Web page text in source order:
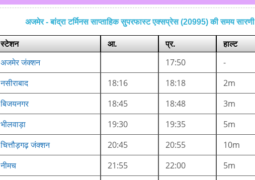
अजमेर - बांद्रा टर्मिनस साप्ताहिक सुपरफास्ट एक्सप्रेस (20995) की समय सारणी
स्टेशन आ. प्र. हाल्ट
अजमेर जंक्शन 17:50 -
नसीराबाद 18:16 18:18 2m
बिजयनगर 18:45 18:48 3m
भीलवाड़ा 19:30 19:35 5m
चित्तौड़गढ़ जंक्शन 20:45 20:55 10m
नीमच 21:55 22:00 5m